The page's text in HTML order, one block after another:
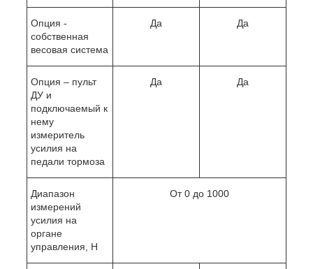
Опция -
собственная
весовая система
Да Да
Опция – пульт
ДУ и
подключаемый к
нему
измеритель
усилия на
педали тормоза
Да Да
Диапазон
измерений
усилия на
органе
управления, Н
От 0 до 1000